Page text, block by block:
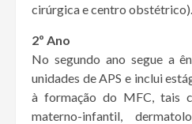
cirúrgica e centro obstétrico).
2º Ano
No segundo ano segue a
unidades de APS e inclui
à formação do MFC, tais
materno-infantil,